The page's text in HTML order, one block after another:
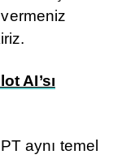
AI’sı
aynı temel